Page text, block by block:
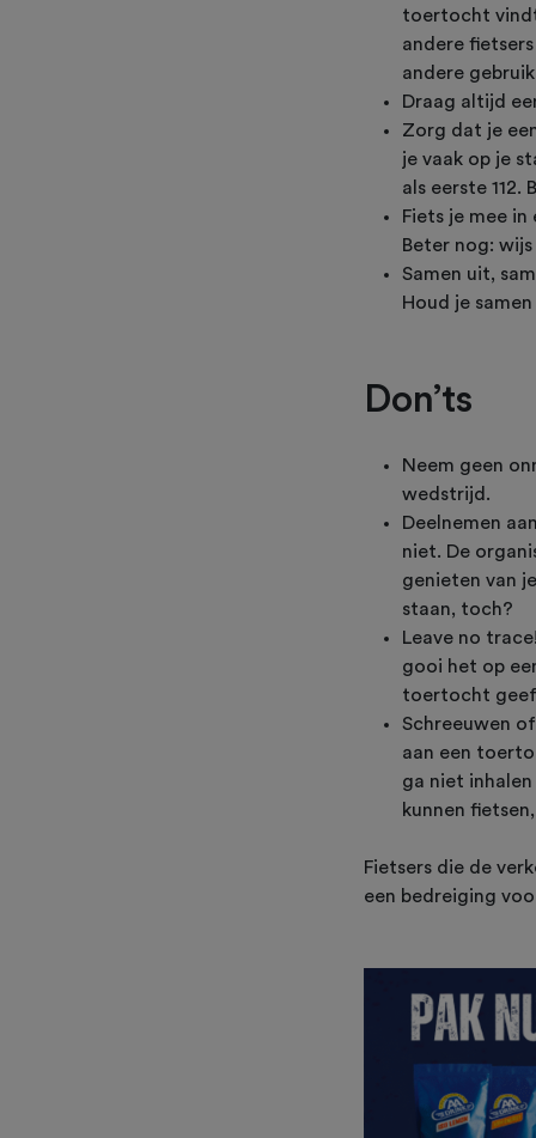
toertocht vindt
andere
andere
Draag altijd
Zorg dat je
je vaak op je
als eerste
Fiets je mee
Beter nog:
Samen uit,
Houd je
Don’ts
Neem geen
wedstrijd.
Deelnemen
niet. De
genieten van
staan, toch?
Leave no
gooi het op
toertocht
Schreeuwen
aan een
ga niet
kunnen
Fietsers die de
een bedreiging